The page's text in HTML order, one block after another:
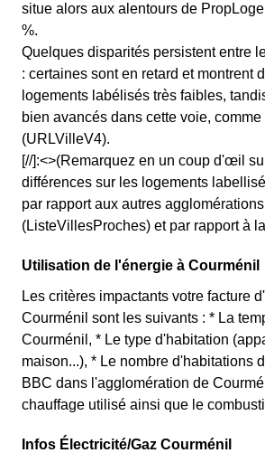
situe alors aux alentours de
%.
Quelques disparités persistent entre
: certaines sont en retard et montrent
logements labélisés très faibles,
bien avancés dans cette voie, comme
(URLVilleV4).
[//]:<>(Remarquez en un coup d'œil
différences sur les logements
par rapport aux autres
(ListeVillesProches) et par rapport à
Utilisation de l'énergie à Courménil
Les critères impactants votre facture
Courménil sont les suivants : * La
Courménil, * Le type d'habitation
maison...), * Le nombre d'habitations
BBC dans l'agglomération de
chauffage utilisé ainsi que le
Infos Électricité/Gaz Courménil